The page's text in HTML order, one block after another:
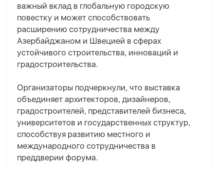
важный вклад в глобальную городскую
повестку и может способствовать
расширению сотрудничества между
Азербайджаном и Швецией в сферах
устойчивого строительства, инноваций и
градостроительства.
Организаторы подчеркнули, что выставка
объединяет архитекторов, дизайнеров,
градостроителей, представителей бизнеса,
университетов и государственных структур,
способствуя развитию местного и
международного сотрудничества в
преддверии форума.